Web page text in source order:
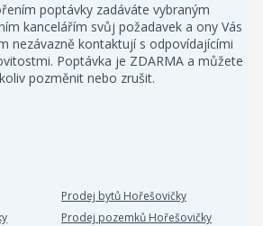
poptávky zadáváte vybraným
kancelářím svůj požadavek a ony Vás
nezávazně kontaktují s odpovídajícími
Poptávka je ZDARMA a můžete
pozměnit nebo zrušit.
Prodej bytů Hořešovičky
Prodej pozemků Hořešovičky